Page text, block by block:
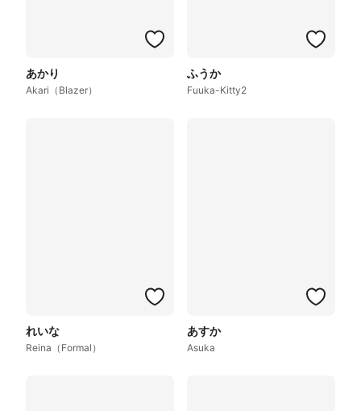
あかり
Akari（Blazer）
ふうか
Fuuka-Kitty2
れいな
Reina（Formal）
あすか
Asuka